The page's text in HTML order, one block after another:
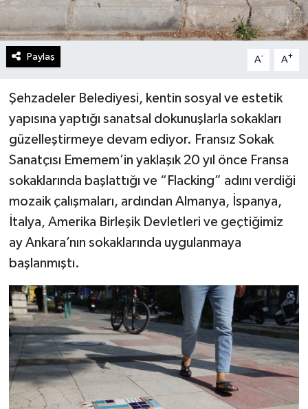
Paylaş A- A+
Şehzadeler Belediyesi, kentin sosyal ve estetik
yapısına yaptığı sanatsal dokunuşlarla sokakları
güzelleştirmeye devam ediyor. Fransız Sokak
Sanatçısı Ememem’in yaklaşık 20 yıl önce Fransa
sokaklarında başlattığı ve “Flacking” adını verdiği
mozaik çalışmaları, ardından Almanya, İspanya,
İtalya, Amerika Birleşik Devletleri ve geçtiğimiz
ay Ankara’nın sokaklarında uygulanmaya
başlanmıştı.